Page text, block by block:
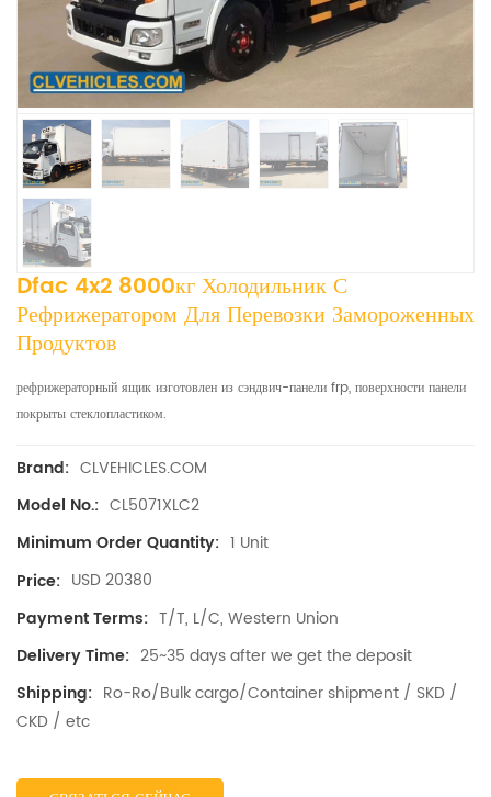
Dfac 4x2 8000кг Холодильник С
Рефрижератором Для Перевозки Замороженных
Продуктов
рефрижераторный ящик изготовлен из сэндвич-панели frp, поверхности панели
покрыты стеклопластиком.
Brand: CLVEHICLES.COM
Model No.: CL5071XLC2
Minimum Order Quantity: 1 Unit
Price: USD 20380
Payment Terms: T/T, L/C, Western Union
Delivery Time: 25~35 days after we get the deposit
Shipping: Ro-Ro/Bulk cargo/Container shipment / SKD /
CKD / etc